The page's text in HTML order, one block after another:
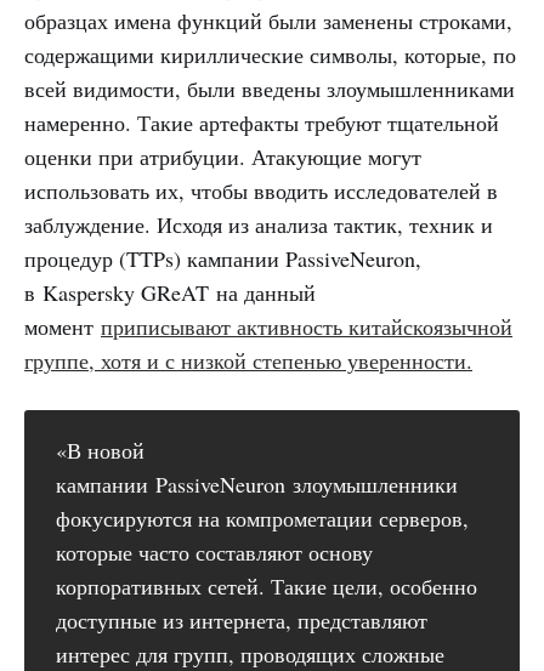
образцах имена функций были заменены строками,
содержащими кириллические символы, которые, по
всей видимости, были введены злоумышленниками
намеренно. Такие артефакты требуют тщательной
оценки при атрибуции. Атакующие могут
использовать их, чтобы вводить исследователей в
заблуждение. Исходя из анализа тактик, техник и
процедур (TTPs) кампании PassiveNeuron,
в Kaspersky GReAT на данный
момент приписывают активность китайскоязычной
группе, хотя и с низкой степенью уверенности.
«В новой
кампании PassiveNeuron злоумышленники
фокусируются на компрометации серверов,
которые часто составляют основу
корпоративных сетей. Такие цели, особенно
доступные из интернета, представляют
интерес для групп, проводящих сложные